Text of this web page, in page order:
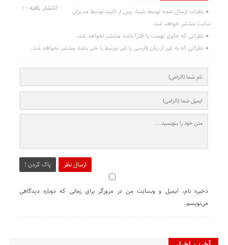
انتشار یافته : 0
نظرات ارسال شده توسط شما، پس از تایید توسط مدیران
سایت منتشر خواهد شد.
نظراتی که حاوی تهمت یا افترا باشد منتشر نخواهد شد.
نظراتی که به غیر از زبان فارسی یا غیر مرتبط با خبر باشد منتشر نخواهد شد.
ارسال نظر پاک کردن !
ذخیره نام، ایمیل و وبسایت من در مرورگر برای زمانی که دوباره دیدگاهی
می‌نویسم.